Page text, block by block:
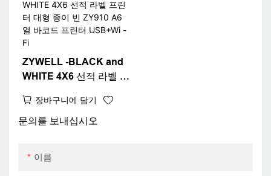
ZYWELL -BLACK and
WHITE 4X6 선적 라벨 프
A6 열 바코드 프린터
USB+Wi -Fi
장바구니에 담기
문의를 보내십시오
이름